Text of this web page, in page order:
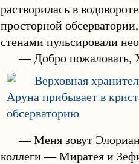
растворилась в
просторной
стенами пульсировали
— Добро пожаловать,
— Меня зовут
коллеги — Миратея и